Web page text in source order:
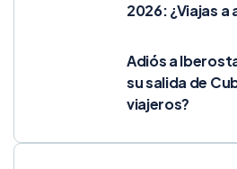
2026: ¿Viajas a
Adiós a
su salida de
viajeros?